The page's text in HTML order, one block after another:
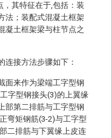
，其特征在于,包括：装
法；装配式混凝土框架
凝土框架梁与柱节点之
连接方法步骤如下：
面来作为梁端工字型钢
字型钢接头(3)的上翼缘
部第二排筋与工字型钢
弯矩钢筋(3-2)与工字型
二排筋与下翼缘上皮连